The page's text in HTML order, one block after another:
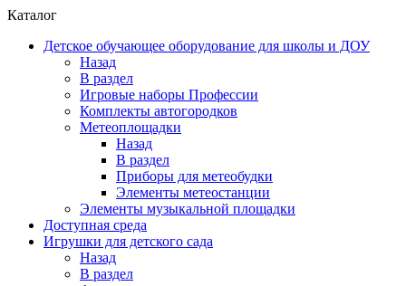
Каталог
Детское обучающее оборудование для школы и ДОУ
Назад
В раздел
Игровые наборы Профессии
Комплекты автогородков
Метеоплощадки
Назад
В раздел
Приборы для метеобудки
Элементы метеостанции
Элементы музыкальной площадки
Доступная среда
Игрушки для детского сада
Назад
В раздел